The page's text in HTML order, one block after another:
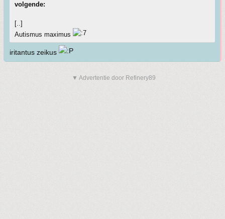
volgende:
[..]
Autismus maximus
iritantus zeikus
▼ Advertentie door Refinery89